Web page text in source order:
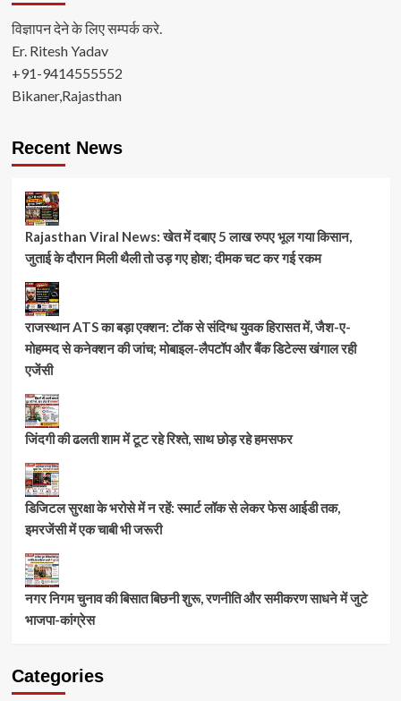
विज्ञापन देने के लिए सम्पर्क करे.
Er. Ritesh Yadav
+91-9414555552
Bikaner,Rajasthan
Recent News
Rajasthan Viral News: खेत में दबाए 5 लाख रुपए भूल गया किसान,
जुताई के दौरान मिली थैली तो उड़ गए होश; दीमक चट कर गई रकम
राजस्थान ATS का बड़ा एक्शन: टोंक से संदिग्ध युवक हिरासत में, जैश-ए-
मोहम्मद से कनेक्शन की जांच; मोबाइल-लैपटॉप और बैंक डिटेल्स खंगाल रही
एजेंसी
जिंदगी की ढलती शाम में टूट रहे रिश्ते, साथ छोड़ रहे हमसफर
डिजिटल सुरक्षा के भरोसे में न रहें: स्मार्ट लॉक से लेकर फेस आईडी तक,
इमरजेंसी में एक चाबी भी जरूरी
नगर निगम चुनाव की बिसात बिछनी शुरू, रणनीति और समीकरण साधने में जुटे
भाजपा-कांग्रेस
Categories